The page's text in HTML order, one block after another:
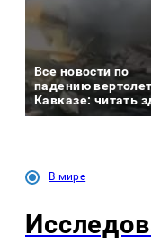
Все новости по
падению
Кавказе: читать
В мире